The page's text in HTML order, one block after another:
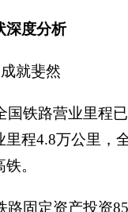
深度分析
就斐然
国铁路营业里程
里程4.8万公里，
。
路固定资产投资